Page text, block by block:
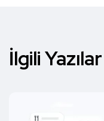
İlgili Yazılar